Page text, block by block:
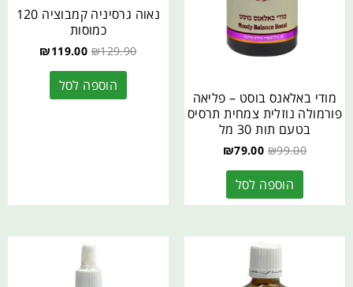
מודי באלאנס בוסט – פליאה
פורמולה נוזלית צמחית תרסיס
בטעם תות 30 מל
₪99.00
₪79.00
הוספה לסל
נאוה גרסיניה קמבוציה 120
כמוסות
₪129.90
₪119.00
הוספה לסל